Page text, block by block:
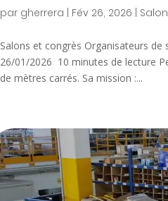
par gherrera Fév 26, 2026
Salons et congrès Organisateurs
26/01/2026 10 minutes de lecture
de mètres carrés. Sa mission :...